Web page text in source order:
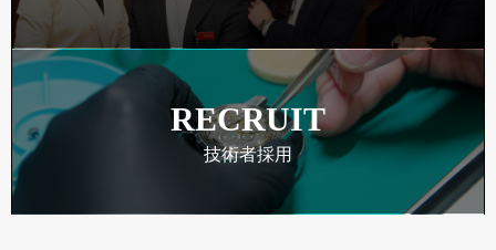
RECRUIT
技術者採用